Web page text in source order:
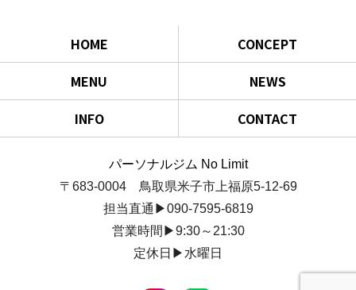
HOME
CONCEPT
MENU
NEWS
INFO
CONTACT
パーソナルジム No Limit
〒683-0004 鳥取県米子市上福原5-12-69
担当直通▶090-7595-6819
営業時間▶9:30～21:30
定休日▶水曜日